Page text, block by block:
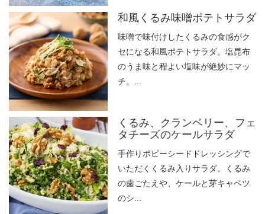
和風くるみ味噌ポテトサラダ
味噌で味付けしたくるみの食感がク
セになる和風ポテトサラダ。塩昆布
のうま味と程よい塩味が絶妙にマッ
チ。...
くるみ、クランベリー、フェ
タチーズのケールサラダ
手作りポピーシードドレッシングで
いただくくるみ入りサラダ。くるみ
の歯ごたえや、ケールと芽キャベツ
のシ...